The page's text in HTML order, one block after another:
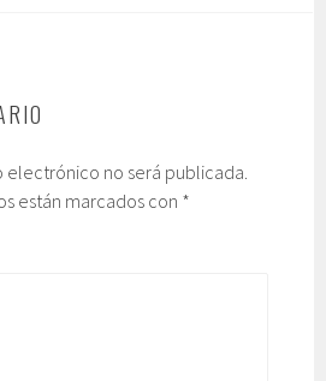
no será publicada.
están marcados con *